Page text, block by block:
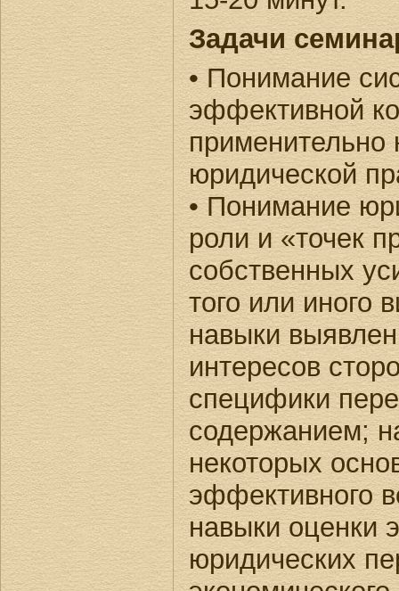
Задачи
• Понимание
эффективной
применительно
юридической
• Понимание
роли и «точек
собственных
того или иного
навыки
интересов
специфики
содержанием;
некоторых
эффективного
навыки оценки
юридических